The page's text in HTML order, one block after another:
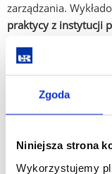
Zgoda
Niniejsza strona
Wykorzystujemy
zarządzania.
praktycy z instytucji
konsultanci
październik 2020 r.
sobotnio-
i formularze są